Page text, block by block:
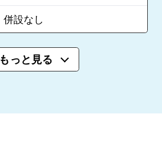
併設なし
もっと見る